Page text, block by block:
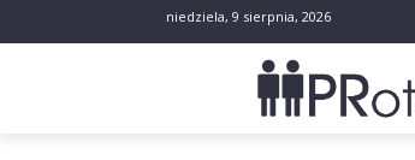
niedziela, 9 sierpnia, 2026